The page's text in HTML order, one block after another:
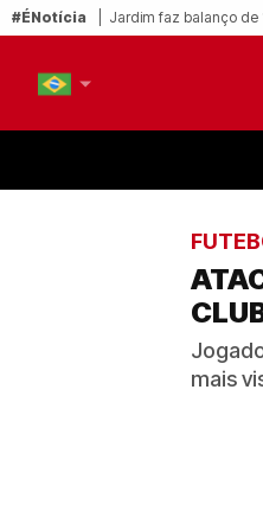
#ÉNotícia Jardim faz balanço de
mais